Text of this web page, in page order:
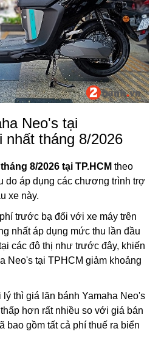
Neo's tại
nhất tháng 8/2026
8/2026 tại TP.HCM theo
do áp dụng các chương trình trợ
xe này.
trước bạ đối với xe máy trên
nhất áp dụng mức thu lần đầu
các đô thị như trước đây, khiến
Neo's tại TPHCM giảm khoảng
lý thì giá lăn bánh Yamaha Neo's
hơn rất nhiều so với giá bán
bao gồm tất cả phí thuế ra biển